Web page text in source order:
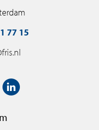
77 15